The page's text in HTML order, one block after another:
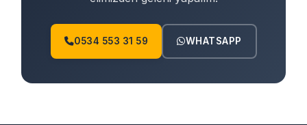
0534 553 31 59 WHATSAPP